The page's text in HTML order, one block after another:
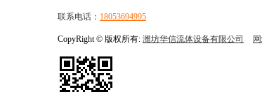
联系电话： 18053694995
CopyRight © 版权所有: 潍坊华信流体设备有限公司